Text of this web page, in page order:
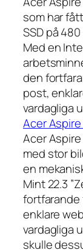
som har
SSD på 480
Med en
den
post,
vardagliga
Acer Aspire
Acer
med stor
en
Mint 22.3
fortfarande
enklare
vardagliga
skulle